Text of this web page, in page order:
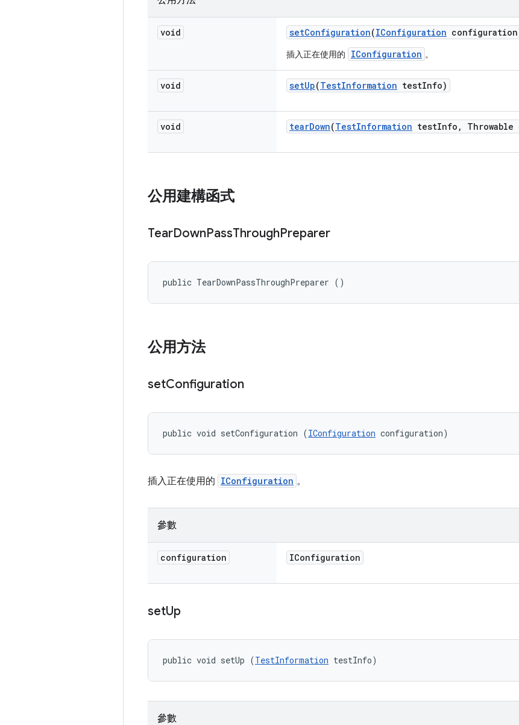
void setConfiguration(IConfiguration
插入正在使用的 IConfiguration 。
void setUp(TestInformation testInfo)
void tearDown(TestInformation testInfo , Throwable
公用建構函式
TearDownPassThroughPreparer
public TearDownPassThroughPreparer ()
公用方法
setConfiguration
public void setConfiguration (IConfiguration configuration)
插入正在使用的 IConfiguration 。
參數
configuration IConfiguration
setUp
public void setUp (TestInformation testInfo)
參數